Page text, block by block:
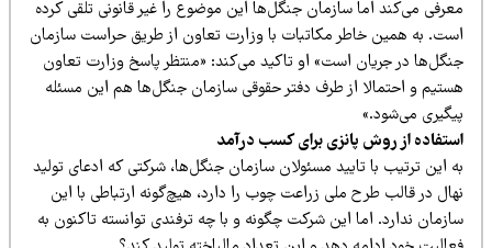
می‌کند اما سازمان جنگل‌ها این موضوع را غیر قانونی تلقی کرده
به همین خاطر مکاتبات با وزارت تعاون از طریق حراست سازمان
در جریان است» او تاکید می‌کند: «منتظر پاسخ وزارت تعاون
و احتمالا از طرف دفتر حقوقی سازمان جنگل‌ها هم این مسئله
می‌شود.»
از روش پانزی برای کسب درآمد
این ترتیب با تایید مسئولان سازمان جنگل‌ها، شرکتی که ادعای تولید
در قالب طرح ملی زراعت چوب را دارد، هیچ‌گونه ارتباطی با این
ندارد. اما این شرکت چگونه و با چه ترفندی توانسته تاکنون به